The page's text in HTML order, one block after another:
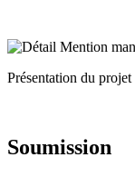
Présentation du
Soumission